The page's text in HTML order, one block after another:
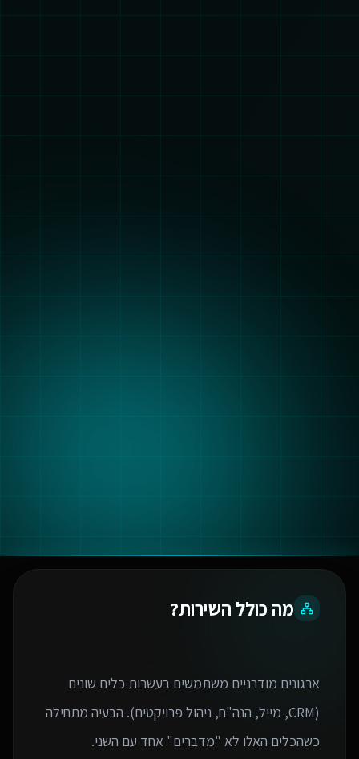
מה כולל השירות?
ארגונים מודרניים משתמשים בעשרות כלים שונים
(CRM, מייל, הנה"ח, ניהול פרויקטים). הבעיה מתחילה